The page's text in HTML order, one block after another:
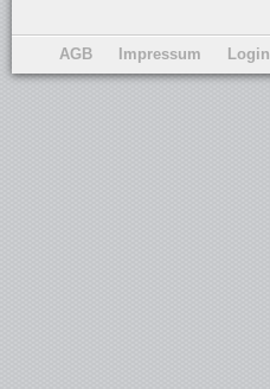
AGB Impressum Login